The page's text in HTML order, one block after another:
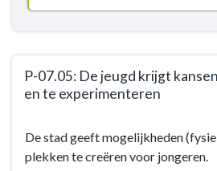
P-07.05: De jeugd krijgt
en te experimenteren
naar
navigatie
De stad geeft mogelijkheden
plekken te creëren voor jongeren.